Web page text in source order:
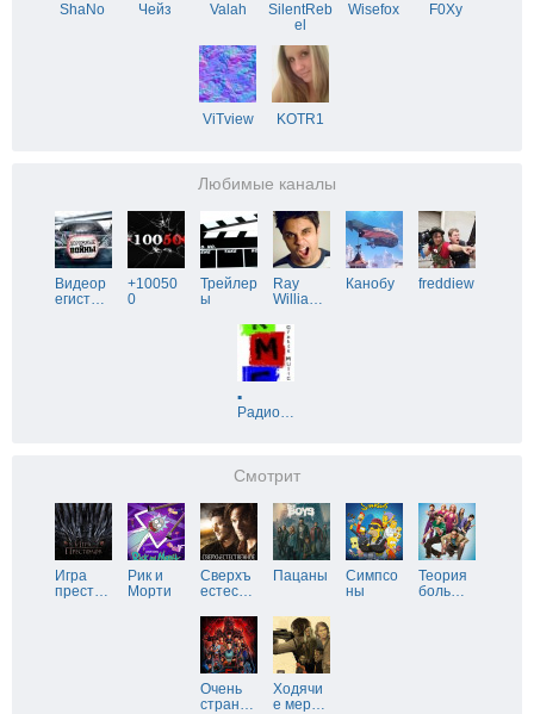
ShaNo Чейз Valah
SilentReb
el
Wisefox F0Xy
ViTview KOTR1
Любимые каналы
Видеор
егист…
+10050
0
Трейлер
ы
Ray
Willia…
Канобу freddiew
▪
Радио…
Смотрит
Игра
прест…
Рик и
Морти
Сверхъ
естес…
Пацаны
Симпсо
ны
Теория
боль…
Очень
стран…
Ходячи
е мер…